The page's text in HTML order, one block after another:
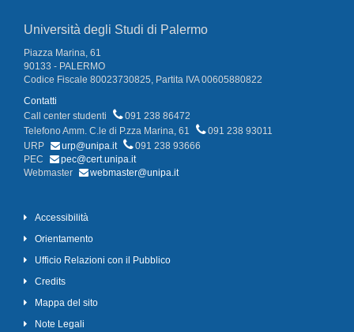
Università degli Studi di Palermo
Piazza Marina, 61
90133 - PALERMO
Codice Fiscale 80023730825, Partita IVA 00605880822
Contatti
Call center studenti
091 238 86472
Telefono Amm. C.le di P.zza Marina, 61
091 238 93011
URP
urp@unipa.it
091 238 93666
PEC
pec@cert.unipa.it
Webmaster
webmaster@unipa.it
Accessibilità
Orientamento
Ufficio Relazioni con il Pubblico
Credits
Mappa del sito
Note Legali